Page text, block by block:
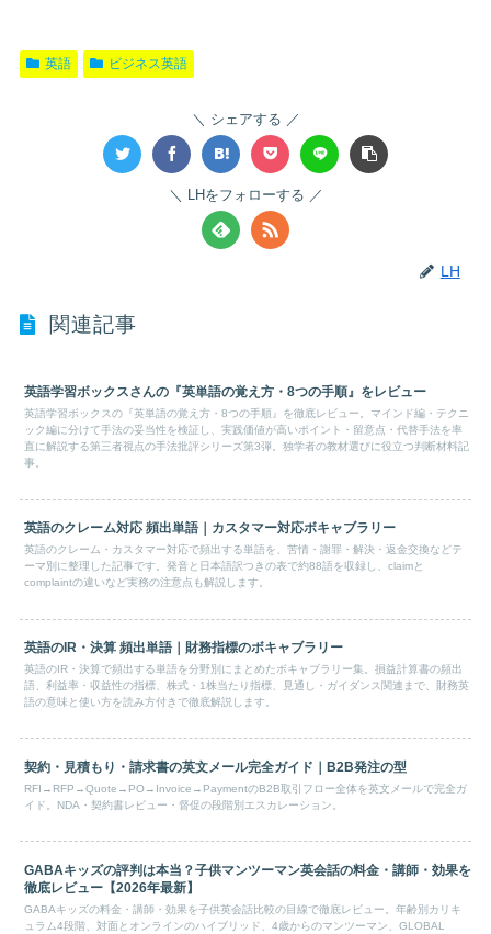
英語 ビジネス英語
シェアする
LHをフォローする
LH
関連記事
英語学習ボックスさんの『英単語の覚え方・8つの手順』をレビュー
英語学習ボックスの『英単語の覚え方・8つの手順』を徹底レビュー。マインド編・テクニ
ック編に分けて手法の妥当性を検証し、実践価値が高いポイント・留意点・代替手法を率
直に解説する第三者視点の手法批評シリーズ第3弾。独学者の教材選びに役立つ判断材料記
事。
英語のクレーム対応 頻出単語｜カスタマー対応ボキャブラリー
英語のクレーム・カスタマー対応で頻出する単語を、苦情・謝罪・解決・返金交換などテ
ーマ別に整理した記事です。発音と日本語訳つきの表で約88語を収録し、claimと
complaintの違いなど実務の注意点も解説します。
英語のIR・決算 頻出単語｜財務指標のボキャブラリー
英語のIR・決算で頻出する単語を分野別にまとめたボキャブラリー集。損益計算書の頻出
語、利益率・収益性の指標、株式・1株当たり指標、見通し・ガイダンス関連まで、財務英
語の意味と使い方を読み方付きで徹底解説します。
契約・見積もり・請求書の英文メール完全ガイド｜B2B発注の型
RFI→RFP→Quote→PO→Invoice→PaymentのB2B取引フロー全体を英文メールで完全ガ
イド。NDA・契約書レビュー・督促の段階別エスカレーション。
GABAキッズの評判は本当？子供マンツーマン英会話の料金・講師・効果を
徹底レビュー【2026年最新】
GABAキッズの料金・講師・効果を子供英会話比較の目線で徹底レビュー。年齢別カリキ
ュラム4段階、対面とオンラインのハイブリッド、4歳からのマンツーマン、GLOBAL